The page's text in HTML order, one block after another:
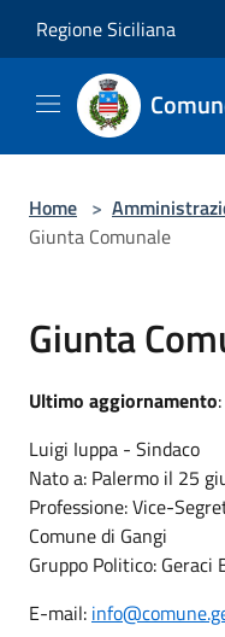
Regione Siciliana
Home >
Giunta Comunale
Giunta
Ultimo aggiornamento
Luigi Iuppa - Sindaco
Nato a: Palermo il 25
Professione: Vice-
Comune di Gangi
Gruppo Politico: Geraci
E-mail: